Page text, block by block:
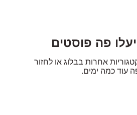
פה פוסטים
אחרות בבלוג או לחזור
עוד כמה ימים.